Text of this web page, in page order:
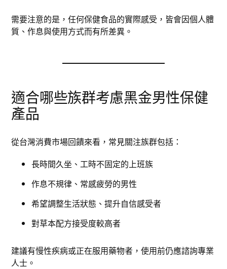
需要注意的是，任何保健食品的實際感受，皆會因個人體
質、作息與使用方式而有所差異。
適合哪些族群考慮黑金男性保健
產品
從台灣消費市場回饋來看，常見關注族群包括：
長時間久坐、工時不固定的上班族
作息不規律、常感疲勞的男性
希望調整生活狀態、提升自信感受者
對草本配方接受度較高者
建議有慢性疾病或正在服用藥物者，使用前仍應諮詢專業
人士。